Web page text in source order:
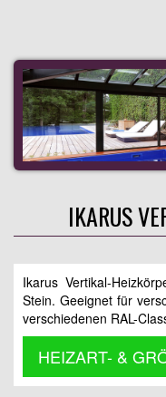
IKARUS
Ikarus Vertikal-
Stein. Geeignet für
verschiedenen RAL-
HEIZART- &